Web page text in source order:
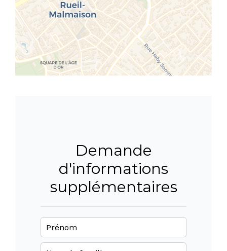
Demande
d'informations
supplémentaires